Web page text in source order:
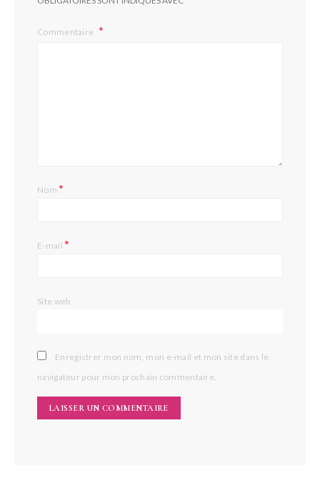
Commentaire
Nom*
E-mail*
Site web
Enregistrer mon nom, mon e-mail et mon site dans le
navigateur pour mon prochain commentaire.